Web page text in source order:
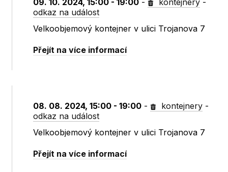
09. 10. 2024, 15:00 - 19:00 - kontejnery -
odkaz na událost
Velkoobjemový kontejner v ulici Trojanova 7
Přejít na více informací
08. 08. 2024, 15:00 - 19:00 - kontejnery -
odkaz na událost
Velkoobjemový kontejner v ulici Trojanova 7
Přejít na více informací